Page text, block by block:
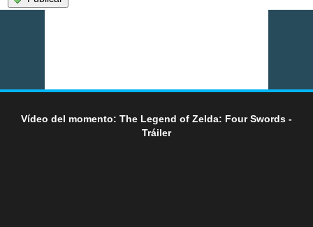
Vídeo del momento: The Legend of Zelda: Four Swords -
Tráiler